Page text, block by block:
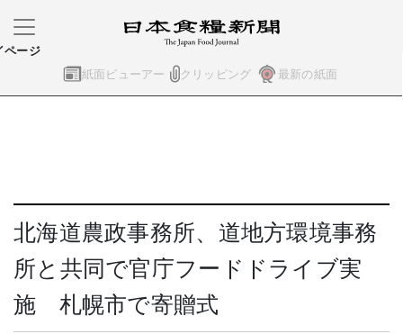
紙面ビューアー クリッピング 最新の紙面
ページ
北海道農政事務所、道地方環境事務
所と共同で官庁フードドライブ実
施 札幌市で寄贈式